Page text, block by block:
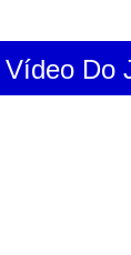
Vídeo Do